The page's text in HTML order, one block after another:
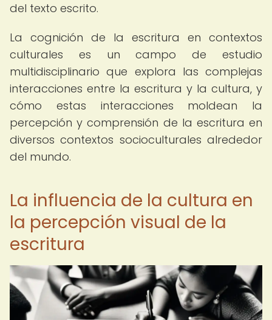
del texto escrito.
La cognición de la escritura en contextos
culturales es un campo de estudio
multidisciplinario que explora las complejas
interacciones entre la escritura y la cultura, y
cómo estas interacciones moldean la
percepción y comprensión de la escritura en
diversos contextos socioculturales alrededor
del mundo.
La influencia de la cultura en
la percepción visual de la
escritura